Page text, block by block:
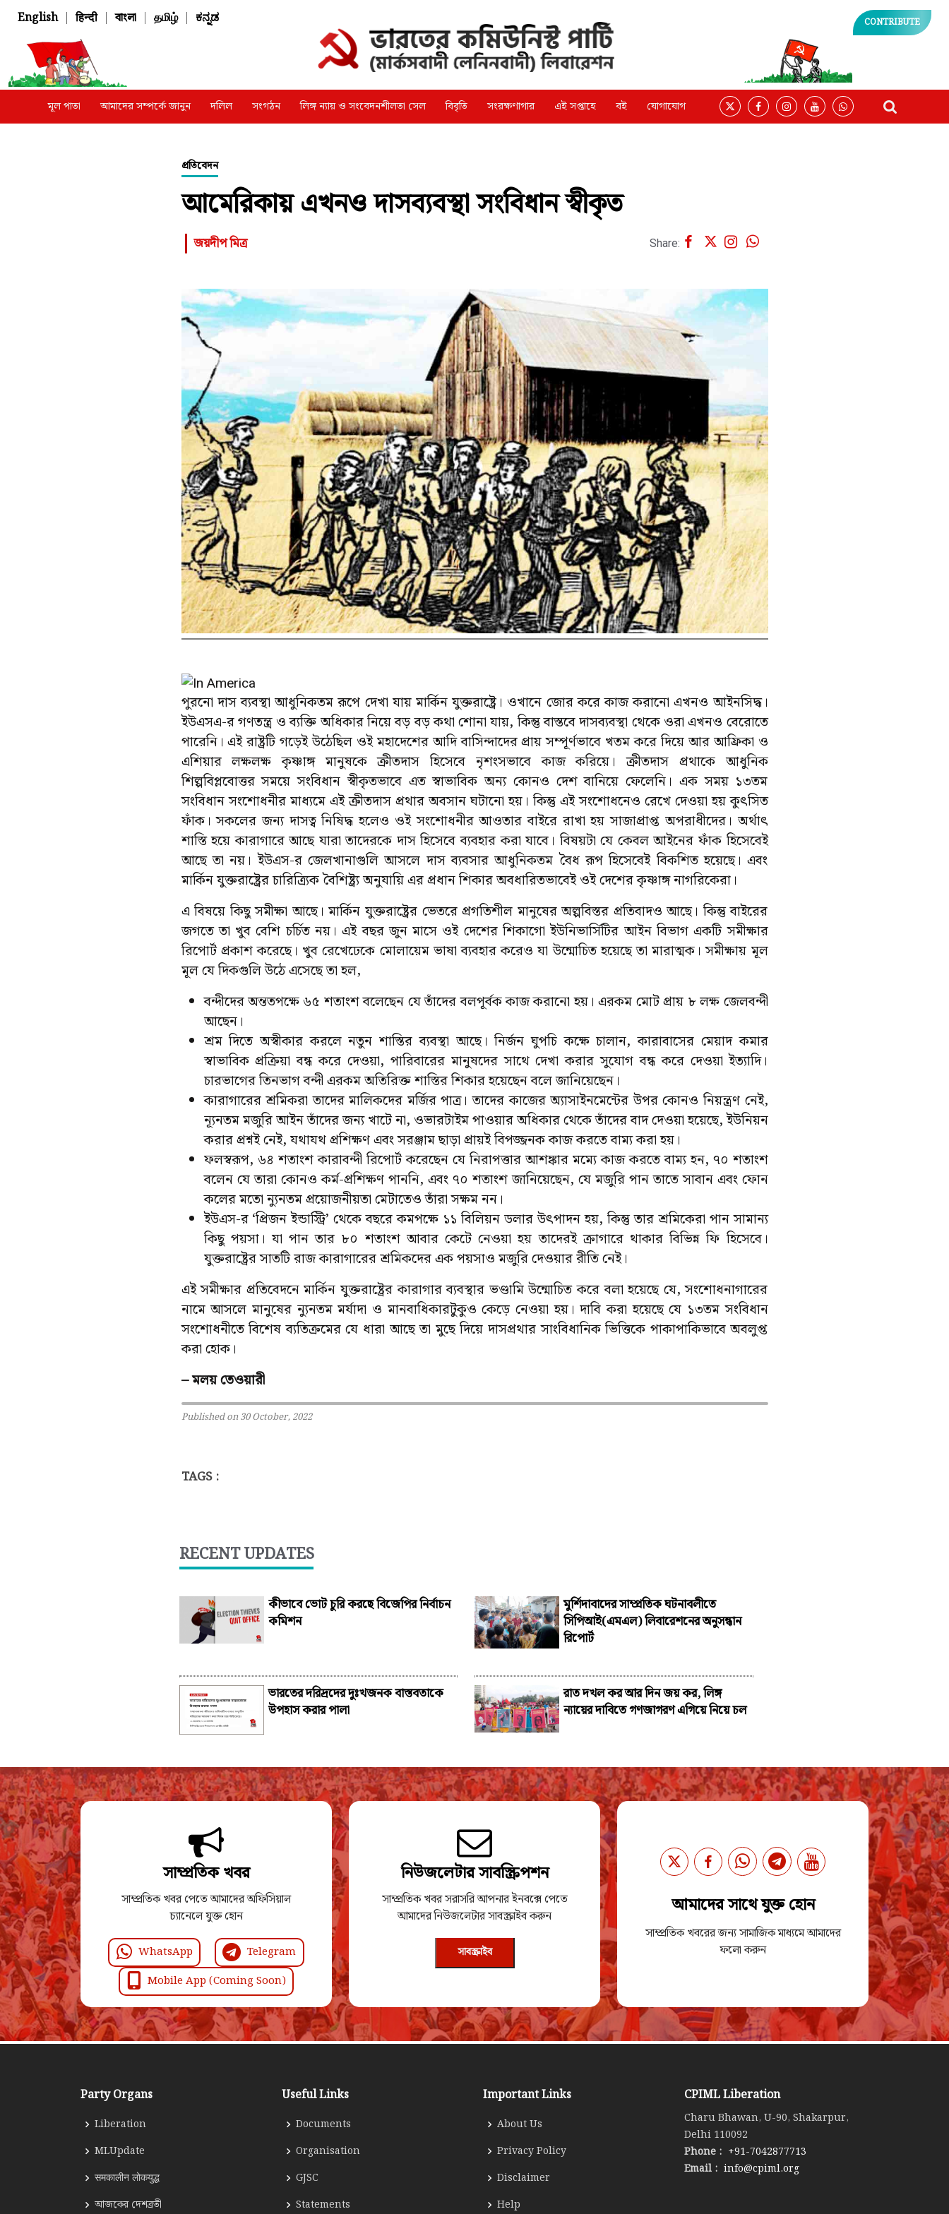
English | हिन्दी | বাংলা | தமிழ் | ಕನ್ನಡ CONTRIBUTE
মূল পাতা আমাদের সম্পর্কে জানুন দলিল সংগঠন লিঙ্গ ন্যায় ও সংবেদনশীলতা সেল বিবৃতি সংরক্ষণাগার এই সপ্তাহে বই যোগাযোগ
প্রতিবেদন
আমেরিকায় এখনও দাসব্যবস্থা সংবিধান স্বীকৃত
জয়দীপ মিত্র Share:
পুরনো দাস ব্যবস্থা আধুনিকতম রূপে দেখা যায় মার্কিন যুক্তরাষ্ট্রে। ওখানে জোর করে কাজ করানো এখনও আইনসিদ্ধ।
ইউএসএ-র গণতন্ত্র ও ব্যক্তি অধিকার নিয়ে বড় বড় কথা শোনা যায়, কিন্তু বাস্তবে দাসব্যবস্থা থেকে ওরা এখনও বেরোতে
পারেনি। এই রাষ্ট্রটি গড়েই উঠেছিল ওই মহাদেশের আদি বাসিন্দাদের প্রায় সম্পূর্ণভাবে খতম করে দিয়ে আর আফ্রিকা ও
এশিয়ার লক্ষলক্ষ কৃষ্ণাঙ্গ মানুষকে ক্রীতদাস হিসেবে নৃশংসভাবে কাজ করিয়ে। ক্রীতদাস প্রথাকে আধুনিক
শিল্পবিপ্লবোত্তর সময়ে সংবিধান স্বীকৃতভাবে এত স্বাভাবিক অন্য কোনও দেশ বানিয়ে ফেলেনি। এক সময় ১৩তম
সংবিধান সংশোধনীর মাধ্যমে এই ক্রীতদাস প্রথার অবসান ঘটানো হয়। কিন্তু এই সংশোধনেও রেখে দেওয়া হয় কুৎসিত
ফাঁক। সকলের জন্য দাসত্ব নিষিদ্ধ হলেও ওই সংশোধনীর আওতার বাইরে রাখা হয় সাজাপ্রাপ্ত অপরাধীদের। অর্থাৎ
শাস্তি হয়ে কারাগারে আছে যারা তাদেরকে দাস হিসেবে ব্যবহার করা যাবে। বিষয়টা যে কেবল আইনের ফাঁক হিসেবেই
আছে তা নয়। ইউএস-র জেলখানাগুলি আসলে দাস ব্যবসার আধুনিকতম বৈধ রূপ হিসেবেই বিকশিত হয়েছে। এবং
মার্কিন যুক্তরাষ্ট্রের চারিত্র্যিক বৈশিষ্ট্র্য অনুযায়ি এর প্রধান শিকার অবধারিতভাবেই ওই দেশের কৃষ্ণাঙ্গ নাগরিকেরা।
এ বিষয়ে কিছু সমীক্ষা আছে। মার্কিন যুক্তরাষ্ট্রের ভেতরে প্রগতিশীল মানুষের অল্পবিস্তর প্রতিবাদও আছে। কিন্তু বাইরের
জগতে তা খুব বেশি চর্চিত নয়। এই বছর জুন মাসে ওই দেশের শিকাগো ইউনিভার্সিটির আইন বিভাগ একটি সমীক্ষার
রিপোর্ট প্রকাশ করেছে। খুব রেখেঢেকে মোলায়েম ভাষা ব্যবহার করেও যা উন্মোচিত হয়েছে তা মারাত্মক। সমীক্ষায় মূল
মূল যে দিকগুলি উঠে এসেছে তা হল,
বন্দীদের অন্ততপক্ষে ৬৫ শতাংশ বলেছেন যে তাঁদের বলপূর্বক কাজ করানো হয়। এরকম মোট প্রায় ৮ লক্ষ জেলবন্দী
আছেন।
শ্রম দিতে অস্বীকার করলে নতুন শাস্তির ব্যবস্থা আছে। নির্জন ঘুপচি কক্ষে চালান, কারাবাসের মেয়াদ কমার
স্বাভাবিক প্রক্রিয়া বন্ধ করে দেওয়া, পারিবারের মানুষদের সাথে দেখা করার সুযোগ বন্ধ করে দেওয়া ইত্যাদি।
চারভাগের তিনভাগ বন্দী এরকম অতিরিক্ত শাস্তির শিকার হয়েছেন বলে জানিয়েছেন।
কারাগারের শ্রমিকরা তাদের মালিকদের মর্জির পাত্র। তাদের কাজের অ্যাসাইনমেন্টের উপর কোনও নিয়ন্ত্রণ নেই,
ন্যূনতম মজুরি আইন তাঁদের জন্য খাটে না, ওভারটাইম পাওয়ার অধিকার থেকে তাঁদের বাদ দেওয়া হয়েছে, ইউনিয়ন
করার প্রশ্নই নেই, যথাযথ প্রশিক্ষণ এবং সরঞ্জাম ছাড়া প্রায়ই বিপজ্জনক কাজ করতে বাম্য করা হয়।
ফলস্বরূপ, ৬৪ শতাংশ কারাবন্দী রিপোর্ট করেছেন যে নিরাপত্তার আশঙ্কার মম্যে কাজ করতে বাম্য হন, ৭০ শতাংশ
বলেন যে তারা কোনও কর্ম-প্রশিক্ষণ পাননি, এবং ৭০ শতাংশ জানিয়েছেন, যে মজুরি পান তাতে সাবান এবং ফোন
কলের মতো ন্যুনতম প্রয়োজনীয়তা মেটাতেও তাঁরা সক্ষম নন।
ইউএস-র ‘প্রিজন ইন্ডাস্ট্রি’ থেকে বছরে কমপক্ষে ১১ বিলিয়ন ডলার উৎপাদন হয়, কিন্তু তার শ্রমিকেরা পান সামান্য
কিছু পয়সা। যা পান তার ৮০ শতাংশ আবার কেটে নেওয়া হয় তাদেরই ক্রাগারে থাকার বিভিন্ন ফি হিসেবে।
যুক্তরাষ্ট্রের সাতটি রাজ কারাগারের শ্রমিকদের এক পয়সাও মজুরি দেওয়ার রীতি নেই।
এই সমীক্ষার প্রতিবেদনে মার্কিন যুক্তরাষ্ট্রের কারাগার ব্যবস্থার ভণ্ডামি উন্মোচিত করে বলা হয়েছে যে, সংশোধনাগারের
নামে আসলে মানুষের ন্যুনতম মর্যাদা ও মানবাধিকারটুকুও কেড়ে নেওয়া হয়। দাবি করা হয়েছে যে ১৩তম সংবিধান
সংশোধনীতে বিশেষ ব্যতিক্রমের যে ধারা আছে তা মুছে দিয়ে দাসপ্রথার সাংবিধানিক ভিত্তিকে পাকাপাকিভাবে অবলুপ্ত
করা হোক।
– মলয় তেওয়ারী
Published on 30 October, 2022
TAGS :
RECENT UPDATES
কীভাবে ভোট চুরি করছে বিজেপির নির্বাচন
কমিশন
মুর্শিদাবাদের সাম্প্রতিক ঘটনাবলীতে
সিপিআই(এমএল) লিবারেশনের অনুসন্ধান
রিপোর্ট
ভারতের দরিদ্রদের দুঃখজনক বাস্তবতাকে
উপহাস করার পালা
রাত দখল কর আর দিন জয় কর, লিঙ্গ
ন্যায়ের দাবিতে গণজাগরণ এগিয়ে নিয়ে চল
সাম্প্রতিক খবর
সাম্প্রতিক খবর পেতে আমাদের অফিসিয়াল
চ্যানেলে যুক্ত হোন
WhatsApp
Telegram
Mobile App (Coming Soon)
নিউজলেটার সাবস্ক্রিপশন
সাম্প্রতিক খবর সরাসরি আপনার ইনবক্সে পেতে
আমাদের নিউজলেটার সাবস্ক্রাইব করুন
সাবস্ক্রাইব
আমাদের সাথে যুক্ত হোন
সাম্প্রতিক খবরের জন্য সামাজিক মাধ্যমে আমাদের
ফলো করুন
Party Organs
Liberation
MLUpdate
समकालीन लोकयुद्ध
আজকের দেশব্রতী
Useful Links
Documents
Organisation
GJSC
Statements
Important Links
About Us
Privacy Policy
Disclaimer
Help
CPIML Liberation
Charu Bhawan, U-90, Shakarpur,
Delhi 110092
Phone : +91-7042877713
Email : info@cpiml.org